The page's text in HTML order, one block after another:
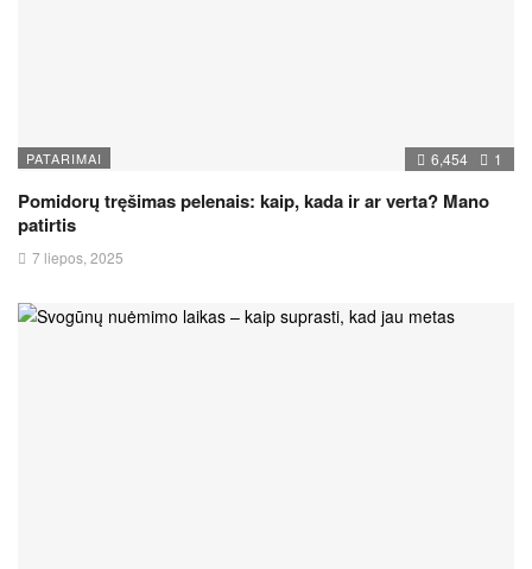
PATARIMAI 6,454 1
Pomidorų tręšimas pelenais: kaip, kada ir ar verta? Mano
patirtis
7 liepos, 2025